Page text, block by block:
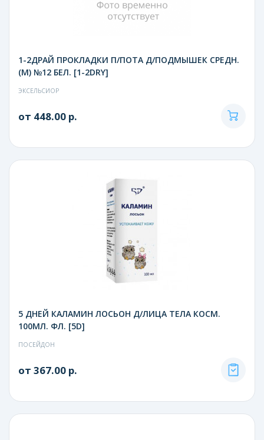
1-2ДРАЙ ПРОКЛАДКИ П/ПОТА Д/ПОДМЫШЕК СРЕДН.
(M) №12 БЕЛ. [1-2DRY]
ЭКСЕЛЬСИОР
от 448.00 р.
5 ДНЕЙ КАЛАМИН ЛОСЬОН Д/ЛИЦА ТЕЛА КОСМ.
100МЛ. ФЛ. [5D]
ПОСЕЙДОН
от 367.00 р.